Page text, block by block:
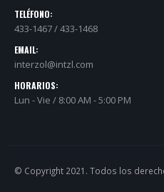
TELÉFONO:
433-1467 / 433-1468
EMAIL:
interzol@intzl.com
HORARIOS:
Lun - Vie / 8:00 AM - 5:00 PM
© Copyright 2021. Todos los